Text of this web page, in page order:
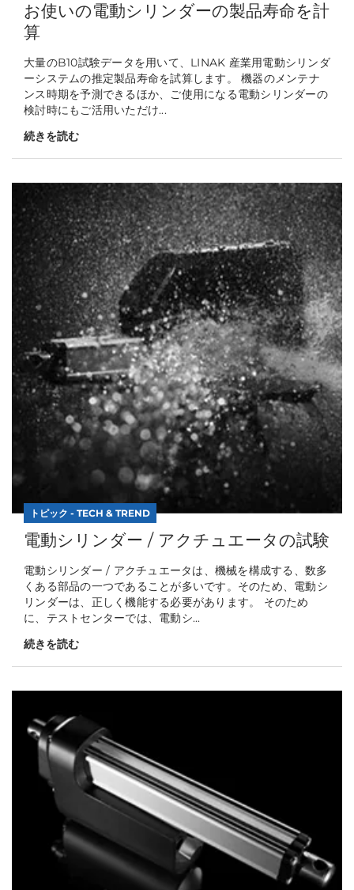
お使いの電動シリンダーの製品寿命を計
算
大量のB10試験データを用いて、LINAK 産業用電動シリンダ
ーシステムの推定製品寿命を試算します。 機器のメンテナ
ンス時期を予測できるほか、ご使用になる電動シリンダーの
検討時にもご活用いただけ...
続きを読む
トピック - TECH & TREND
電動シリンダー / アクチュエータの試験
電動シリンダー / アクチュエータは、機械を構成する、数多
くある部品の一つであることが多いです。そのため、電動シ
リンダーは、正しく機能する必要があります。 そのため
に、テストセンターでは、電動シ...
続きを読む